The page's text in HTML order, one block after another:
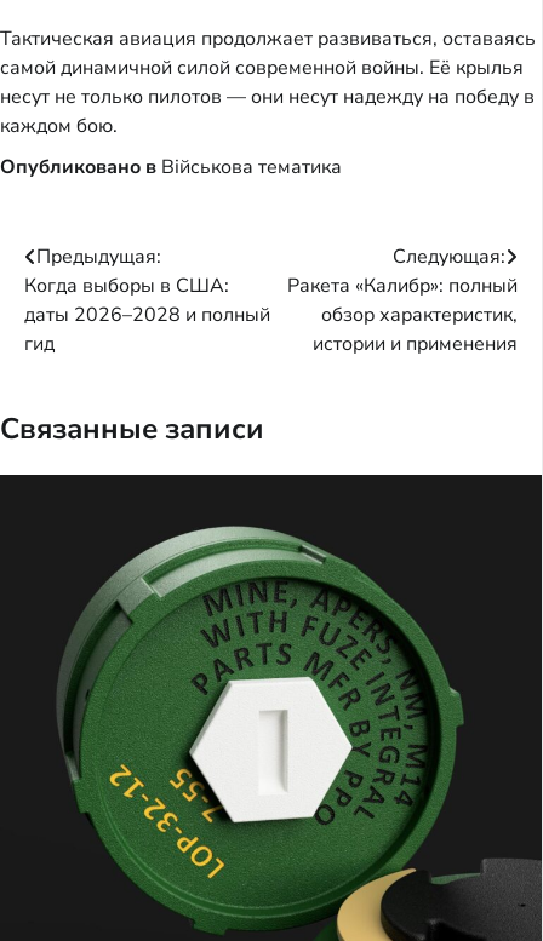
Тактическая авиация продолжает развиваться, оставаясь
самой динамичной силой современной войны. Её крылья
несут не только пилотов — они несут надежду на победу в
каждом бою.
Опубликовано в Військова тематика
Навигация
по
записям
Предыдущая:
Когда выборы в США:
даты 2026–2028 и полный
гид
Следующая:
Ракета «Калибр»: полный
обзор характеристик,
истории и применения
Связанные записи